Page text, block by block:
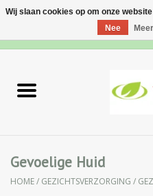
Lichaamsverzorging
Gevoelige Huid
HOME/ GEZICHTSVERZORGING /
Wij slaan cookies op om onze
Nee